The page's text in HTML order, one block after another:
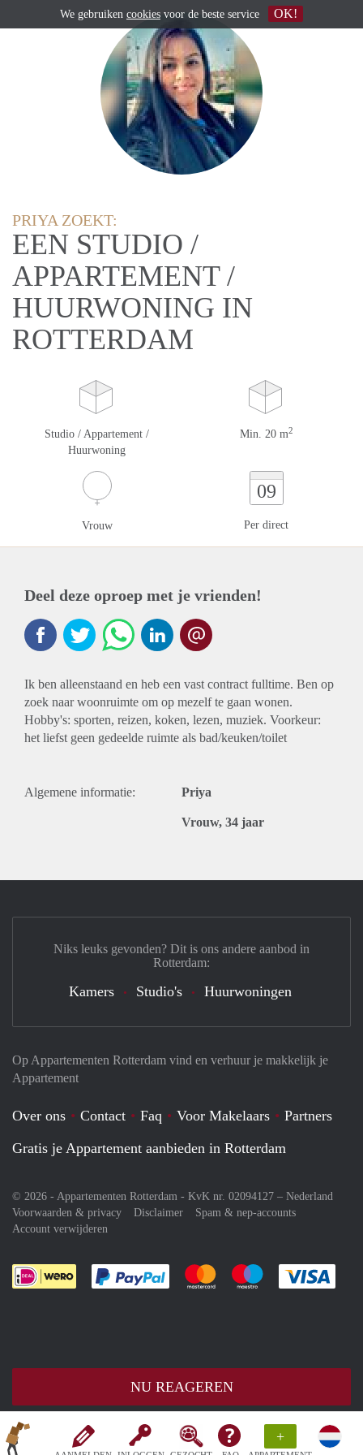
+
PRIYA ZOEKT:
EEN STUDIO /
APPARTEMENT /
HUURWONING IN
ROTTERDAM
Studio / Appartement /
Huurwoning
Min. 20 m2
Vrouw
09
Per direct
Deel deze oproep met je vrienden!
Ik ben alleenstaand en heb een vast contract fulltime. Ben op
zoek naar woonruimte om op mezelf te gaan wonen.
Hobby's: sporten, reizen, koken, lezen, muziek. Voorkeur:
het liefst geen gedeelde ruimte als bad/keuken/toilet
Algemene informatie: Priya
Vrouw, 34 jaar
NU REAGEREN
Op Appartementen Rotterdam vind en verhuur je makkelijk je
Appartement
Over ons Contact Faq Voor Makelaars
Partners
Gratis je Appartement aanbieden in Rotterdam
© 2026 - Appartementen Rotterdam - KvK nr. 02094127 – Nederland
Voorwaarden & privacy
Disclaimer
Spam & nep-accounts
Account verwijderen
Je rekent gemakkelijk af met Paypal
Je rekent gemakkelijk af met
Je rekent
Niks leuks gevonden? Dit is ons andere aanbod in
Rotterdam:
Kamers Studio's Huurwoningen
We gebruiken cookies voor de beste service OK!